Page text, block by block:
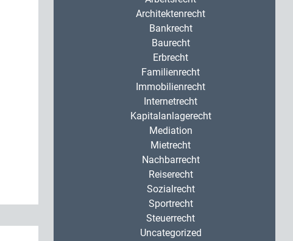
Architektenrecht
Bankrecht
Baurecht
Erbrecht
Familienrecht
Immobilienrecht
Internetrecht
Kapitalanlagerecht
Mediation
Mietrecht
Nachbarrecht
Reiserecht
Sozialrecht
Sportrecht
Steuerrecht
Uncategorized